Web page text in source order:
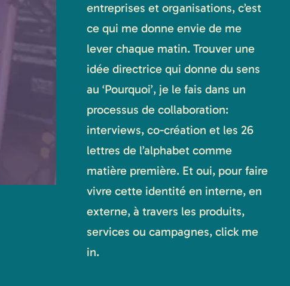
entreprises et organisations, c’est
ce qui me donne envie de me
lever chaque matin. Trouver une
idée directrice qui donne du sens
au ‘Pourquoi’, je le fais dans un
processus de collaboration:
interviews, co-création et les 26
lettres de l’alphabet comme
matière première. Et oui, pour faire
vivre cette identité en interne, en
externe, à travers les produits,
services ou campagnes, click me
in.